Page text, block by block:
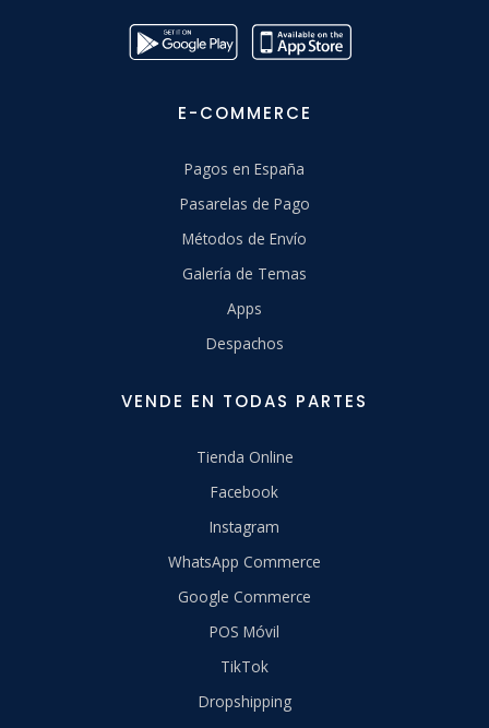
E-COMMERCE
Pagos en España
Pasarelas de Pago
Métodos de Envío
Galería de Temas
Apps
Despachos
VENDE EN TODAS PARTES
Tienda Online
Facebook
Instagram
WhatsApp Commerce
Google Commerce
POS Móvil
TikTok
Dropshipping